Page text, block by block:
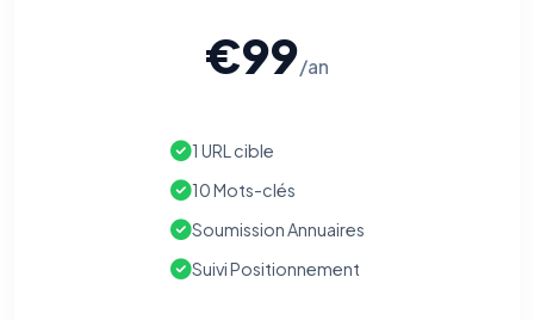
€99/an
1 URL cible
10 Mots-clés
Soumission Annuaires
Suivi Positionnement